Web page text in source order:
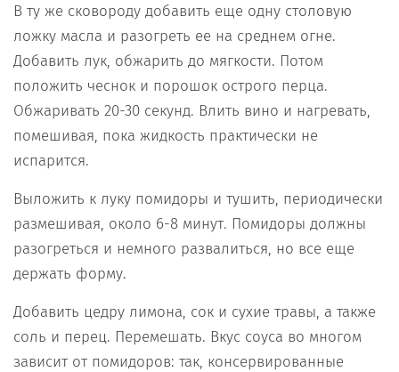
В ту же сковороду добавить еще одну столовую
ложку масла и разогреть ее на среднем огне.
Добавить лук, обжарить до мягкости. Потом
положить чеснок и порошок острого перца.
Обжаривать 20-30 секунд. Влить вино и нагревать,
помешивая, пока жидкость практически не
испарится.
Выложить к луку помидоры и тушить, периодически
размешивая, около 6-8 минут. Помидоры должны
разогреться и немного развалиться, но все еще
держать форму.
Добавить цедру лимона, сок и сухие травы, а также
соль и перец. Перемешать. Вкус соуса во многом
зависит от помидоров: так, консервированные